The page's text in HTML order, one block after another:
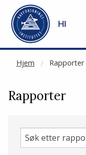
Gå til hovedinnhold
HI
Hjem Rapporter
NOT CACHED
Rapporter
Søk
etter